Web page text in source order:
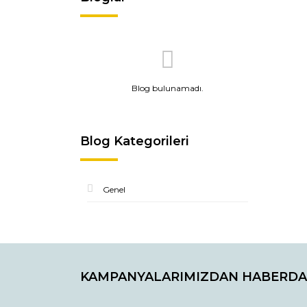
Blog bulunamadı.
Blog Kategorileri
Genel
KAMPANYALARIMIZDAN